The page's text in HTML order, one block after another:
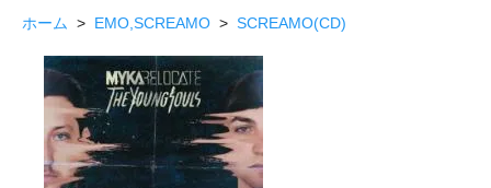
ホーム > EMO,SCREAMO > SCREAMO(CD)